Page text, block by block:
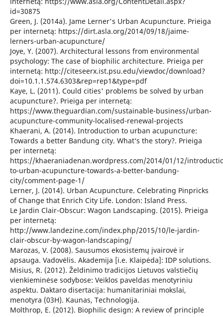
id=30875
Green, J. (2014a). Jame Lerner's Urban Acupuncture. Prieiga
per internetą: https://dirt.asla.org/2014/09/18/jaime-
lerners-urban-acupuncture/
Joye, Y. (2007). Architectural lessons from environmental
psychology: The case of biophilic architecture. Prieiga per
internetą: http://citeseerx.ist.psu.edu/viewdoc/download?
doi=10.1.1.574.6303&rep=rep1&type=pdf
Kaye, L. (2011). Could cities' problems be solved by urban
acupuncture?. Prieiga per internetą:
https://www.theguardian.com/sustainable-business/urban-
acupuncture-community-localised-renewal-projects
Khaerani, A. (2014). Introduction to urban acupuncture:
Towards a better Bandung city. What‘s the story?. Prieiga
per internetą:
https://khaeraniadenan.wordpress.com/2014/01/12/
to-urban-acupuncture-towards-a-better-bandung-
city/comment-page-1/
Lerner, J. (2014). Urban Acupuncture. Celebrating Pinpricks
of Change that Enrich City Life. London: Island Press.
Le Jardin Clair-Obscur: Wagon Landscaping. (2015). Prieiga
per internetą:
http://www.landezine.com/index.php/2015/10/le-jardin-
clair-obscur-by-wagon-landscaping/
Marozas, V. (2008). Sausumos ekosistemų įvairovė ir
apsauga. Vadovėlis. Akademija [i.e. Klaipėda]: IDP solutions.
Misius, R. (2012). Želdinimo tradicijos Lietuvos valstiečių
vienkieminėse sodybose: Veiklos paveldas menotyriniu
aspektu. Daktaro disertacija: humanitariniai mokslai,
menotyra (03H). Kaunas, Technologija.
Molthrop, E. (2012). Biophilic design: A review of principle